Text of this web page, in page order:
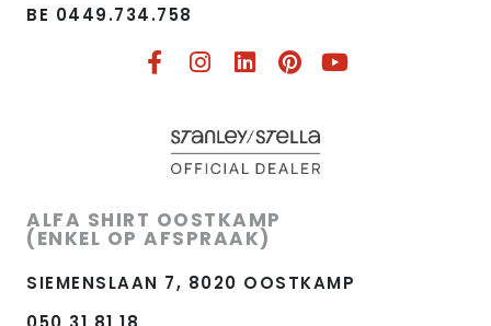
BE 0449.734.758​
ALFA SHIRT OOSTKAMP
(ENKEL OP AFSPRAAK)
SIEMENSLAAN 7, 8020 OOSTKAMP